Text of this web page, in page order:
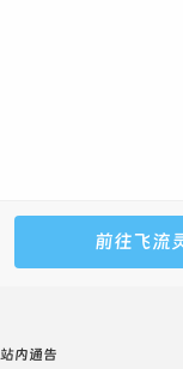
前往飞流
站内通告